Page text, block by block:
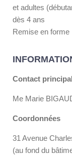
et adultes
dès 4 ans
Remise en forme
Contact principal
Me Marie
Coordonnées
31 Avenue
(au fond du